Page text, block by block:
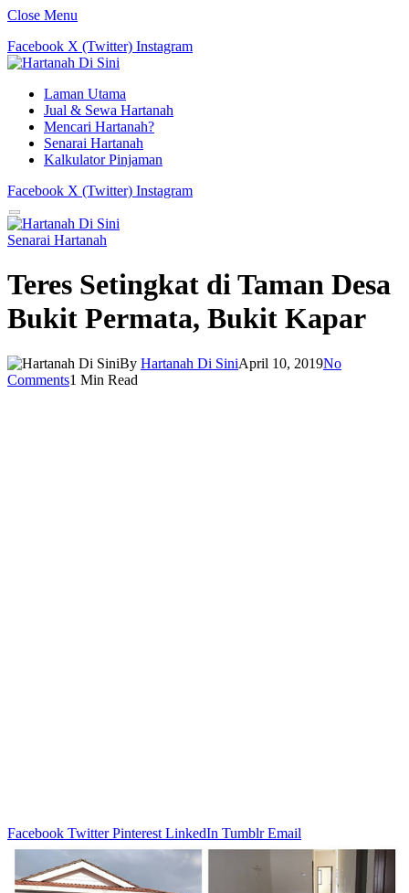
Close Menu
Facebook X (Twitter) Instagram
Laman Utama
Jual & Sewa Hartanah
Mencari Hartanah?
Senarai Hartanah
Kalkulator Pinjaman
Facebook X (Twitter) Instagram
Senarai Hartanah
Teres Setingkat di Taman Desa
Bukit Permata, Bukit Kapar
By Hartanah Di SiniApril 10, 2019No
Comments1 Min Read
Facebook Twitter Pinterest LinkedIn Tumblr Email